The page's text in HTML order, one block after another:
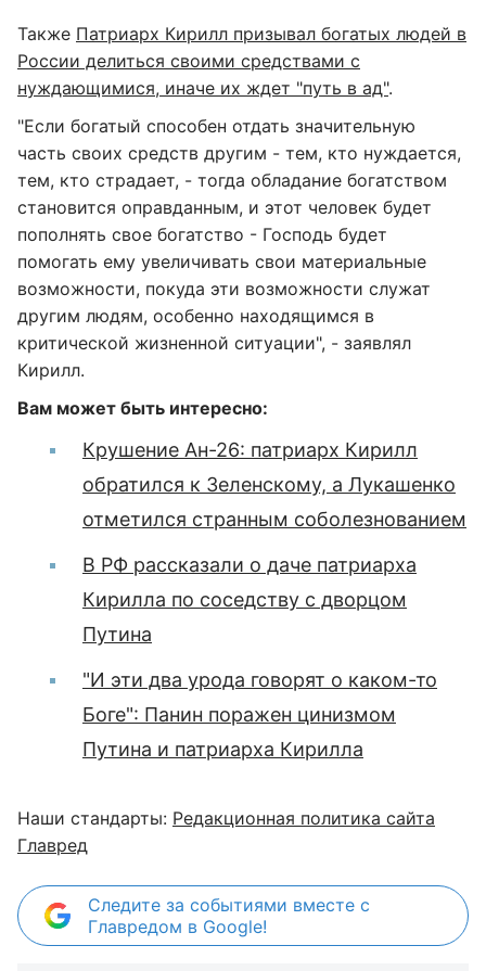
Также Патриарх Кирилл призывал богатых людей в
России делиться своими средствами с
нуждающимися, иначе их ждет "путь в ад".
"Если богатый способен отдать значительную
часть своих средств другим - тем, кто нуждается,
тем, кто страдает, - тогда обладание богатством
становится оправданным, и этот человек будет
пополнять свое богатство - Господь будет
помогать ему увеличивать свои материальные
возможности, покуда эти возможности служат
другим людям, особенно находящимся в
критической жизненной ситуации", - заявлял
Кирилл.
Вам может быть интересно:
Крушение Ан-26: патриарх Кирилл
обратился к Зеленскому, а Лукашенко
отметился странным соболезнованием
В РФ рассказали о даче патриарха
Кирилла по соседству с дворцом
Путина
"И эти два урода говорят о каком-то
Боге": Панин поражен цинизмом
Путина и патриарха Кирилла
Наши стандарты: Редакционная политика сайта
Главред
Следите за событиями вместе с
Главредом в Google!